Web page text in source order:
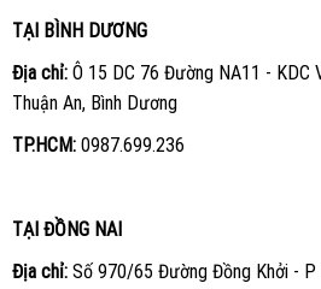
TẠI BÌNH DƯƠNG
Địa chỉ:Ô 15 DC 76 Đường NA11 - KDC
Thuận An, Bình Dương
TP.HCM: 0987.699.236
TẠI ĐỒNG NAI
Địa chỉ:Số 970/65 Đường Đồng Khởi - P